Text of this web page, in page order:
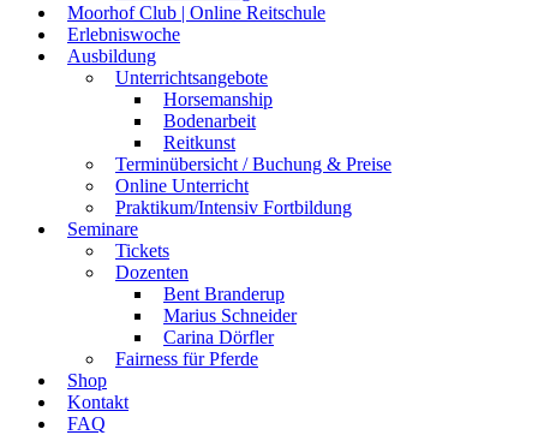
Moorhof Club | Online Reitschule
Erlebniswoche
Ausbildung
Unterrichtsangebote
Horsemanship
Bodenarbeit
Reitkunst
Terminübersicht / Buchung & Preise
Online Unterricht
Praktikum/Intensiv Fortbildung
Seminare
Tickets
Dozenten
Bent Branderup
Marius Schneider
Carina Dörfler
Fairness für Pferde
Shop
Kontakt
FAQ